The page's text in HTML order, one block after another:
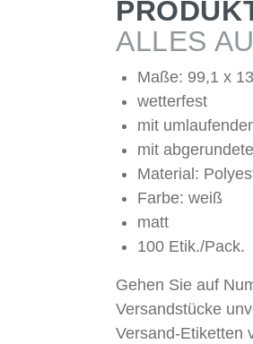
ALLES
Maße: 99,1 x
wetterfest
mit
mit
Material:
Farbe: weiß
matt
100 Etik./Pack.
Gehen Sie auf
Versandstücke
Versand-Etiketten